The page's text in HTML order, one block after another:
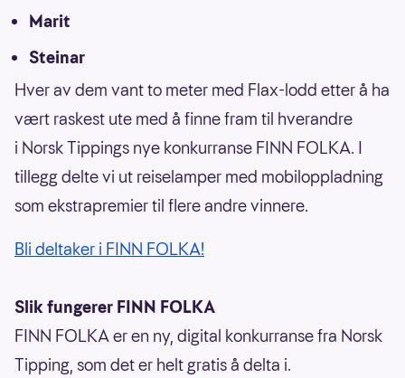
Marit
Steinar
Hver av dem vant to meter med Flax-lodd etter å ha
vært raskest ute med å finne fram til hverandre
i Norsk Tippings nye konkurranse FINN FOLKA. I
tillegg delte vi ut reiselamper med mobiloppladning
som ekstrapremier til flere andre vinnere.
Bli deltaker i FINN FOLKA!
Slik fungerer FINN FOLKA
FINN FOLKA er en ny, digital konkurranse fra Norsk
Tipping, som det er helt gratis å delta i.